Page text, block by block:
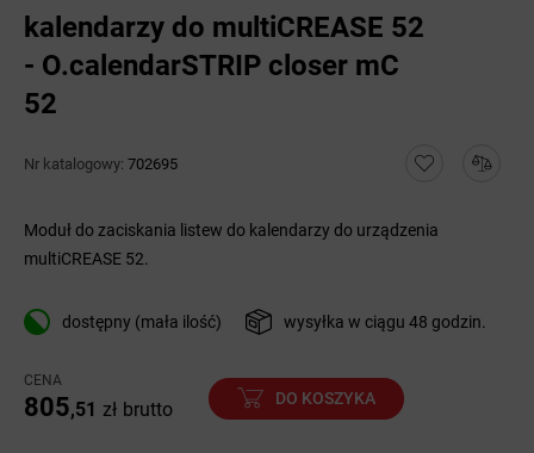
kalendarzy do multiCREASE 52
- O.calendarSTRIP closer mC
52
Nr katalogowy: 702695
Moduł do zaciskania listew do kalendarzy do urządzenia
multiCREASE 52.
dostępny (mała ilość) wysyłka w ciągu 48 godzin.
CENA
805,51 zł brutto
DO KOSZYKA